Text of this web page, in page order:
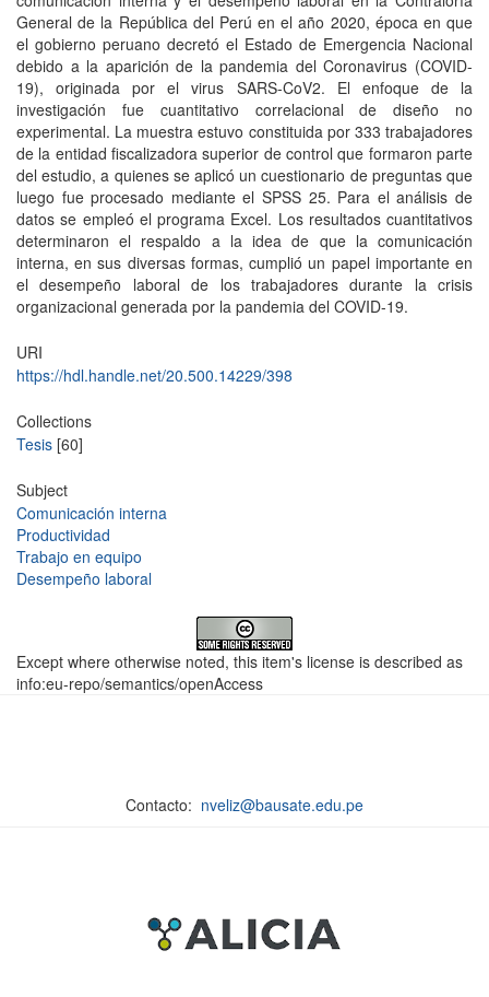
General de la República del Perú en el año 2020, época en que
el gobierno peruano decretó el Estado de Emergencia Nacional
debido a la aparición de la pandemia del Coronavirus (COVID-
19), originada por el virus SARS-CoV2. El enfoque de la
investigación fue cuantitativo correlacional de diseño no
experimental. La muestra estuvo constituida por 333 trabajadores
de la entidad fiscalizadora superior de control que formaron parte
del estudio, a quienes se aplicó un cuestionario de preguntas que
luego fue procesado mediante el SPSS 25. Para el análisis de
datos se empleó el programa Excel. Los resultados cuantitativos
determinaron el respaldo a la idea de que la comunicación
interna, en sus diversas formas, cumplió un papel importante en
el desempeño laboral de los trabajadores durante la crisis
organizacional generada por la pandemia del COVID-19.
URI
https://hdl.handle.net/20.500.14229/398
Collections
Tesis [60]
Subject
Comunicación interna
Productividad
Trabajo en equipo
Desempeño laboral
Except where otherwise noted, this item's license is described as
info:eu-repo/semantics/openAccess
Contacto: nveliz@bausate.edu.pe